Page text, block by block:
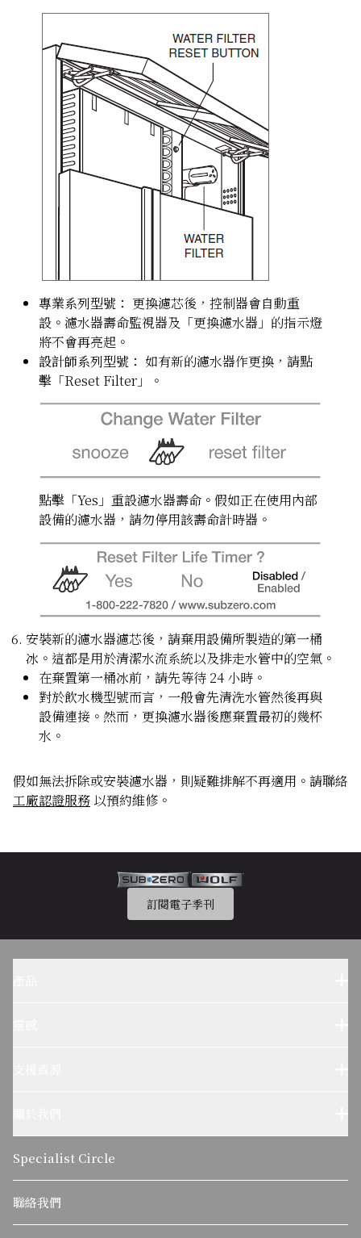
專業系列型號： 更換濾芯後，控制器會自動重
設。濾水器壽命監視器及「更換濾水器」的指示燈
將不會再亮起。
設計師系列型號： 如有新的濾水器作更換，請點
擊「Reset Filter」。
點擊「Yes」重設濾水器壽命。假如正在使用內部
設備的濾水器，請勿停用該壽命計時器。
安裝新的濾水器濾芯後，請棄用設備所製造的第一桶
冰。這都是用於清潔水流系統以及排走水管中的空氣。
在棄置第一桶冰前，請先等待 24 小時。
對於飲水機型號而言，一般會先清洗水管然後再與
設備連接。然而，更換濾水器後應棄置最初的幾杯
水。
假如無法拆除或安裝濾水器，則疑難排解不再適用。請聯絡
工廠認證服務 以預約維修。
訂閱電子季刊
可持續發展
關於麥迪森集團
Specialist Circle
聯絡我們